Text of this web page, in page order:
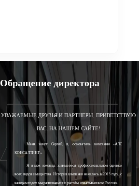
Обращение директора
УВАЖАЕМЫЕ ДРУЗЬЯ И ПАРТНЕРЫ, ПРИВЕТСТВУЮ
ВАС, НА НАШЕМ САЙТЕ!
Меня зовут Сергей, я, основатель компании «АЛС
КОНСАЛТИНГ».
Я и моя команда занимаемся профессиональной оценкой
всех видов имущества. История компании началась в 2013 году, с
каждым годом мы развиваемся и растём, охватывая всю Россию.